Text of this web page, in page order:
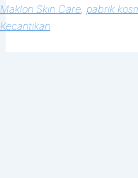
Maklon Skin Care, pabrik
Kecantikan